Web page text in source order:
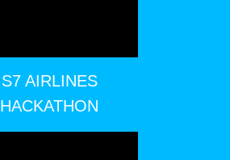
S7 AIRLINES
HACKATHON